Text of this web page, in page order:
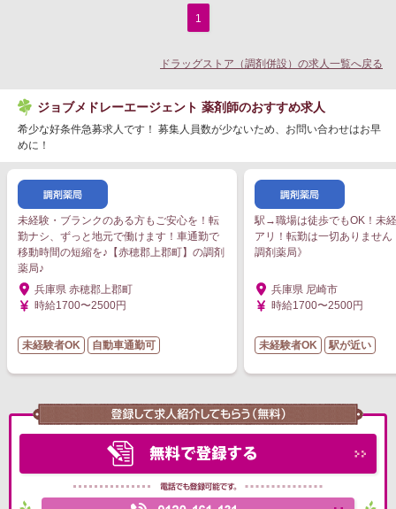
1
ドラッグストア（調剤併設）の求人一覧へ戻る
ジョブメドレーエージェント 薬剤師のおすすめ求人
希少な好条件急募求人です！ 募集人員数が少ないため、お問い合わせはお早
めに！
未経験・ブランクのある方もご安心を！転
勤ナシ、ずっと地元で働けます！車通勤で
移動時間の短縮を♪【赤穂郡上郡町】の調剤
薬局♪
兵庫県 赤穂郡上郡町
時給1700〜2500円
未経験者OK 自動車通勤可
駅→職場は徒歩でもOK！未
アリ！転勤は一切ありません
調剤薬局》
兵庫県 尼崎市
時給1700〜2500円
未経験者OK 駅が近い